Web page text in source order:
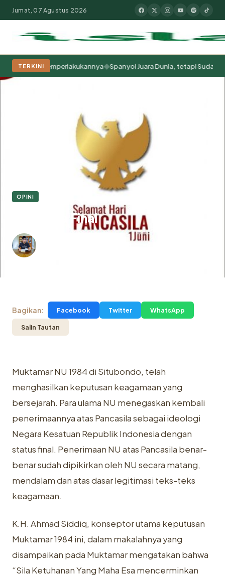
Populer:Moderasi BeragamaKhutbah JumatPesantrenTokoh
Jumat, 07 Agustus 2026
TERKINI
Kita Memperlakukannya◆Spanyol Juara Dunia, tetapi Sudah
OPINI
Pancasila Final
Bagikan: Facebook Twitter WhatsApp
Salin Tautan
Muktamar NU 1984 di Situbondo, telah
menghasilkan keputusan keagamaan yang
bersejarah. Para ulama NU menegaskan kembali
penerimaannya atas Pancasila sebagai ideologi
Negara Kesatuan Republik Indonesia dengan
status final. Penerimaan NU atas Pancasila benar-
benar sudah dipikirkan oleh NU secara matang,
mendalam dan atas dasar legitimasi teks-teks
keagamaan.
K.H. Ahmad Siddiq, konseptor utama keputusan
Muktamar 1984 ini, dalam makalahnya yang
disampaikan pada Muktamar mengatakan bahwa
“Sila Ketuhanan Yang Maha Esa mencerminkan